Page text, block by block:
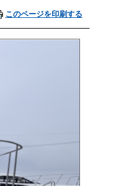
このページを印刷する